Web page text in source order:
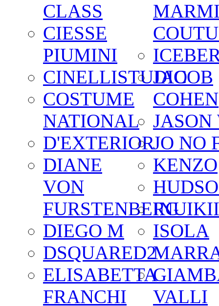
CLASS
CIESSE
PIUMINI
CINELLISTUDIO
COSTUME
NATIONAL
D'EXTERIOR
DIANE
VON
FURSTENBERG
DIEGO M
DSQUARED2
ELISABETTA
FRANCHI
JACOB
COHEN
JASON
JO NO
KENZO
INUIKII
ISOLA
VALLI